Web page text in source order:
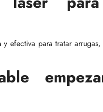
efectiva para tratar arrugas,